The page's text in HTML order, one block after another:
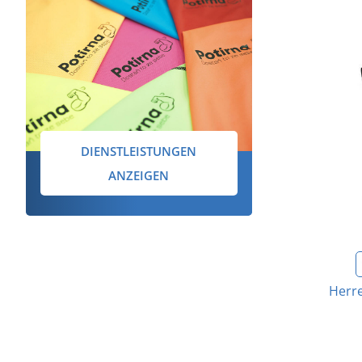
DIENSTLEISTUNGEN
ANZEIGEN